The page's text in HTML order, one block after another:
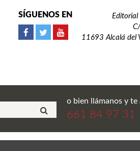
SÍGUENOS EN
Editorial
11693 Alcalá del
o bien llámanos y te
661 84 97 31